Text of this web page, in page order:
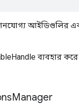
আইডিগুলির
ব্যবহার
Manager